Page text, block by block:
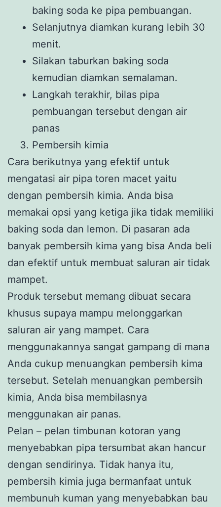
baking soda ke pipa pembuangan.
Selanjutnya diamkan kurang lebih 30
menit.
Silakan taburkan baking soda
kemudian diamkan semalaman.
Langkah terakhir, bilas pipa
pembuangan tersebut dengan air
panas
Pembersih kimia
Cara berikutnya yang efektif untuk
mengatasi air pipa toren macet yaitu
dengan pembersih kimia. Anda bisa
memakai opsi yang ketiga jika tidak memiliki
baking soda dan lemon. Di pasaran ada
banyak pembersih kima yang bisa Anda beli
dan efektif untuk membuat saluran air tidak
mampet.
Produk tersebut memang dibuat secara
khusus supaya mampu melonggarkan
saluran air yang mampet. Cara
menggunakannya sangat gampang di mana
Anda cukup menuangkan pembersih kima
tersebut. Setelah menuangkan pembersih
kimia, Anda bisa membilasnya
menggunakan air panas.
Pelan – pelan timbunan kotoran yang
menyebabkan pipa tersumbat akan hancur
dengan sendirinya. Tidak hanya itu,
pembersih kimia juga bermanfaat untuk
membunuh kuman yang menyebabkan bau